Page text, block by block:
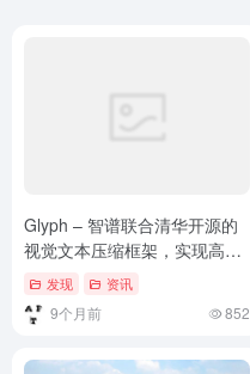
Glyph – 智谱联合清华开源的
视觉文本压缩框架，实现高效
的上下文压缩
发现 资讯
9个月前 852